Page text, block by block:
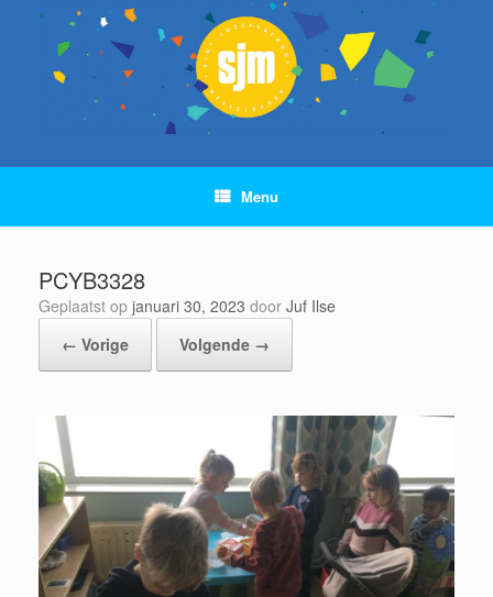
Menu
PCYB3328
Geplaatst op januari 30, 2023 door Juf Ilse
← Vorige
Volgende →